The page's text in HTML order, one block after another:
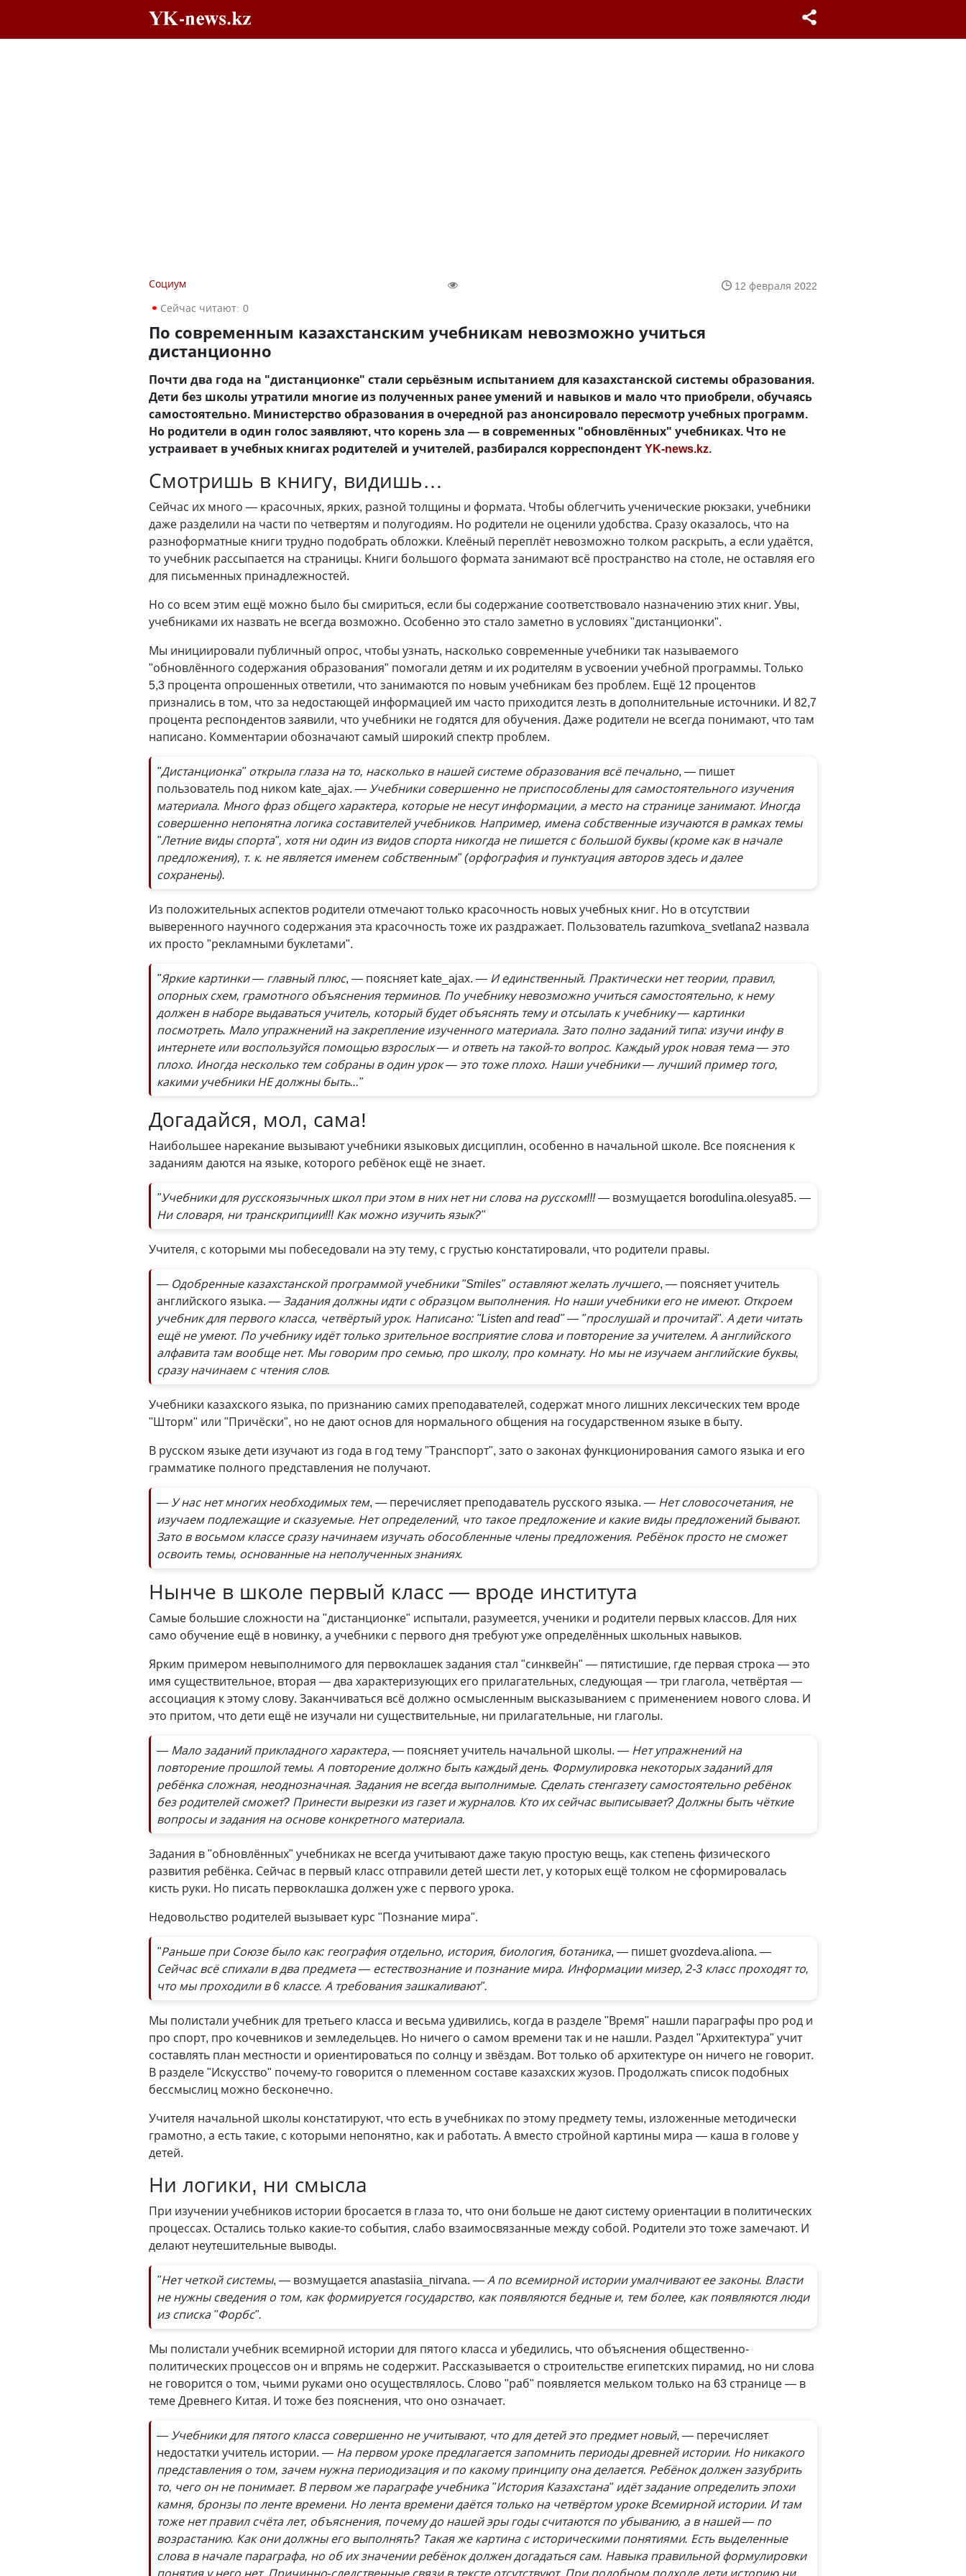
Социум
12 февраля 2022
Сейчас читают: 0
По современным казахстанским учебникам невозможно учиться
дистанционно
Почти два года на "дистанционке" стали серьёзным испытанием для казахстанской системы образования.
Дети без школы утратили многие из полученных ранее умений и навыков и мало что приобрели, обучаясь
самостоятельно. Министерство образования в очередной раз анонсировало пересмотр учебных программ.
Но родители в один голос заявляют, что корень зла — в современных "обновлённых" учебниках. Что не
устраивает в учебных книгах родителей и учителей, разбирался корреспондентYK-news.kz.
Смотришь в книгу, видишь…
Сейчас их много — красочных, ярких, разной толщины и формата. Чтобы облегчить ученические рюкзаки, учебники
даже разделили на части по четвертям и полугодиям. Но родители не оценили удобства. Сразу оказалось, что на
разноформатные книги трудно подобрать обложки. Клеёный переплёт невозможно толком раскрыть, а если удаётся,
то учебник рассыпается на страницы. Книги большого формата занимают всё пространство на столе, не оставляя его
для письменных принадлежностей.
Но со всем этим ещё можно было бы смириться, если бы содержание соответствовало назначению этих книг. Увы,
учебниками их назвать не всегда возможно. Особенно это стало заметно в условиях "дистанционки".
Мы инициировали пуб­личный опрос, чтобы узнать, насколько современные учебники так называемого
"обновлённого содержания образования" помогали детям и их родителям в усвоении учебной программы. Только
5,3 процента опрошенных ответили, что занимаются по новым учебникам без проблем. Ещё 12 процентов
признались в том, что за недостающей информацией им часто приходится лезть в дополнительные источники. И 82,7
процента респондентов заявили, что учебники не годятся для обучения. Даже родители не всегда понимают, что там
написано. Комментарии обозначают самый широкий спектр проблем.
"Дистанционка" открыла глаза на то, насколько в нашей системе образования всё печально, — пишет
пользователь под ником kate_ajax. — Учебники совершенно не приспособлены для самостоятельного изучения
материала. Много фраз общего характера, которые не несут информации, а место на странице занимают. Иногда
совершенно непонятна логика составителей учебников. Например, имена собственные изучаются в рамках темы
"Летние виды спорта", хотя ни один из видов спорта никогда не пишется с большой буквы (кроме как в начале
предложения), т. к. не является именем собственным" (орфография и пунктуация авторов здесь и далее
сохранены).
Из положительных аспектов родители отмечают только красочность новых учебных книг. Но в отсутствии
выверенного научного содержания эта красочность тоже их раздражает. Пользователь razumkova_svetlana2 назвала
их просто "рекламными буклетами".
"Яркие картинки — главный плюс, — поясняет kate_ajax. — И единственный. Практически нет теории, правил,
опорных схем, грамотного объяснения терминов. По учебнику невозможно учиться самостоятельно, к нему
должен в наборе выдаваться учитель, который будет объяснять тему и отсылать к учебнику — картинки
посмотреть. Мало упражнений на закрепление изученного материала. Зато полно заданий типа: изучи инфу в
интернете или воспользуйся помощью взрослых — и ответь на такой-то вопрос. Каждый урок новая тема — это
плохо. Иногда несколько тем собраны в один урок — это тоже плохо. Наши учебники — лучший пример того,
какими учебники НЕ должны быть..."
Догадайся, мол, сама!
Наибольшее нарекание вызывают учебники языковых дисциплин, особенно в начальной школе. Все пояснения к
заданиям даются на языке, которого ребёнок ещё не знает.
"Учебники для русскоязычных школ при этом в них нет ни слова на русском!!!— возмущается borodulina.olesya85. —
Ни словаря, ни транскрипции!!! Как можно изучить язык?"
Учителя, с которыми мы побеседовали на эту тему, с грустью констатировали, что родители правы.
— Одобренные казахстанской программой учебники "Smiles" оставляют желать лучшего, — поясняет учитель
английского языка. — Задания должны идти с образцом выполнения. Но наши учебники его не имеют. Откроем
учебник для первого класса, четвёртый урок. Написано: "Listen and read" — "прослушай и прочитай". А дети читать
ещё не умеют. По учебнику идёт только зрительное восприятие слова и повторение за учителем. А английского
алфавита там вообще нет. Мы говорим про семью, про школу, про комнату. Но мы не изучаем английские буквы,
сразу начинаем с чтения слов.
Учебники казахского языка, по признанию самих преподавателей, содержат много лишних лексических тем вроде
"Шторм" или "Причёски", но не дают основ для нормального общения на государственном языке в быту.
В русском языке дети изучают из года в год тему "Транспорт", зато о законах функционирования самого языка и его
грамматике полного представления не получают.
— У нас нет многих необходимых тем, — перечисляет преподаватель русского языка. — Нет словосочетания, не
изучаем подлежащие и сказуемые. Нет определений, что такое предложение и какие виды предложений бывают.
Зато в восьмом классе сразу начинаем изу­чать обособленные члены предложения. Ребёнок просто не сможет
освоить темы, основанные на неполученных знаниях.
Нынче в школе первый класс — вроде института
Самые большие сложности на "дистанционке" испытали, разумеется, ученики и родители первых классов. Для них
само обучение ещё в новинку, а учебники с первого дня требуют уже определённых школьных навыков.
Ярким примером невыполнимого для первоклашек задания стал "синквейн" — пятистишие, где первая строка — это
имя существительное, вторая — два характеризующих его прилагательных, следующая — три глагола, четвёртая —
ассоциация к этому слову. Заканчиваться всё должно осмысленным высказыванием с применением нового слова. И
это притом, что дети ещё не изучали ни существительные, ни прилагательные, ни глаголы.
— Мало заданий прикладного характера, — поясняет учитель начальной школы. — Нет упражнений на
повторение прошлой темы. А повторение должно быть каждый день. Формулировка некоторых заданий для
ребёнка сложная, неоднозначная. Задания не всегда выполнимые. Сделать стенгазету самостоятельно ребёнок
без родителей сможет? Принести вырезки из газет и журналов. Кто их сейчас выписывает? Должны быть чёткие
вопросы и задания на основе конкретного материала.
Задания в "обновлённых" учебниках не всегда учитывают даже такую простую вещь, как степень физического
развития ребёнка. Сейчас в первый класс отправили детей шести лет, у которых ещё толком не сформировалась
кисть руки. Но писать первоклашка должен уже с первого урока.
Недовольство родителей вызывает курс "Познание мира".
"Раньше при Союзе было как: география отдельно, история, биология, ботаника, — пишет gvozdeva.aliona. —
Сейчас всё спихали в два предмета — естествознание и познание мира. Информации мизер, 2-3 класс проходят то,
что мы проходили в 6 классе. А требования зашкаливают".
Мы полистали учебник для третьего класса и весьма удивились, когда в разделе "Время" нашли параграфы про род и
про спорт, про кочевников и земледельцев. Но ничего о самом времени так и не нашли. Раздел "Архитектура" учит
составлять план местности и ориентироваться по солнцу и звёздам. Вот только об архитектуре он ничего не говорит.
В разделе "Искусство" почему-то говорится о племенном составе казахских жузов. Продолжать список подобных
бессмыс­лиц можно бесконечно.
Учителя начальной школы констатируют, что есть в учебниках по этому предмету темы, изложенные методически
грамотно, а есть такие, с которыми непонятно, как и работать. А вместо стройной картины мира — каша в голове у
детей.
Ни логики, ни смысла
При изучении учебников истории бросается в глаза то, что они больше не дают систему ориентации в политических
процессах. Остались только какие-то события, слабо взаимосвязанные между собой. Родители это тоже замечают. И
делают неутешительные выводы.
"Нет четкой системы, — возмущается anastasiia_nirvana. — А по всемирной истории умалчивают ее законы. Власти
не нужны сведения о том, как формируется государство, как появляются бедные и, тем более, как появляются люди
из списка "Форбс".
Мы полистали учебник всемирной истории для пятого класса и убедились, что объяснения общественно-
политических процессов он и впрямь не содержит. Рассказывается о строительстве египетских пирамид, но ни слова
не говорится о том, чьими руками оно осуществлялось. Слово "раб" появляется мельком только на 63 странице — в
теме Древнего Китая. И тоже без пояснения, что оно означает.
— Учебники для пятого класса совершенно не учитывают, что для детей это предмет новый, — перечисляет
недостатки учитель истории. — На первом уроке предлагается запомнить периоды древней истории. Но никакого
представления о том, зачем нужна периодизация и по какому принципу она делается. Ребёнок должен зазубрить
то, чего он не понимает. В первом же параграфе учебника "История Казахстана" идёт задание определить эпохи
камня, бронзы по ленте времени. Но лента времени даётся только на четвёртом уроке Всемирной истории. И там
тоже нет правил счёта лет, объяснения, почему до нашей эры годы считаются по убыванию, а в нашей — по
возрастанию. Как они должны его выполнять? Такая же картина с историческими понятиями. Есть выделенные
слова в начале параграфа, но об их значении ребёнок должен догадаться сам. Навыка правильной формулировки